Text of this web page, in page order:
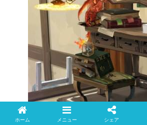
ホーム メニュー シェア
Twitter